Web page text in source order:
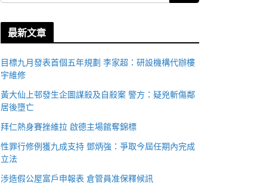
最新文章
目標九月發表首個五年規劃 李家超：研設機構代辦樓
宇維修
黃大仙上邨發生企圖謀殺及自殺案 警方：疑兇斬傷鄰
居後墮亡
拜仁熱身賽挫維拉 啟德主場館奪錦標
性罪行修例獲九成支持 鄧炳強：爭取今屆任期內完成
立法
涉造假公屋富戶申報表 倉管員准保釋候訊